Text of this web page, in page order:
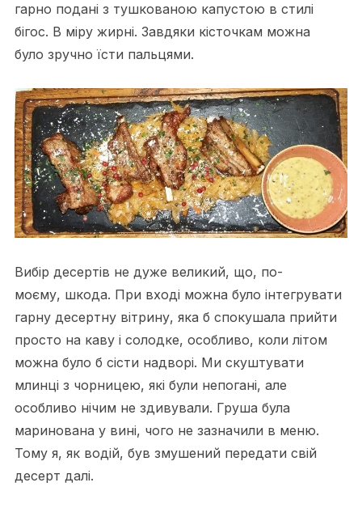
гарно подані з тушкованою капустою в стилі
бігос. В міру жирні. Завдяки кісточкам можна
було зручно їсти пальцями.
Вибір десертів не дуже великий, що, по-
моєму, шкода. При вході можна було інтегрувати
гарну десертну вітрину, яка б спокушала прийти
просто на каву і солодке, особливо, коли літом
можна було б сісти надворі. Ми скуштувати
млинці з чорницею, які були непогані, але
особливо нічим не здивували. Груша була
маринована у вині, чого не зазначили в меню.
Тому я, як водій, був змушений передати свій
десерт далі.